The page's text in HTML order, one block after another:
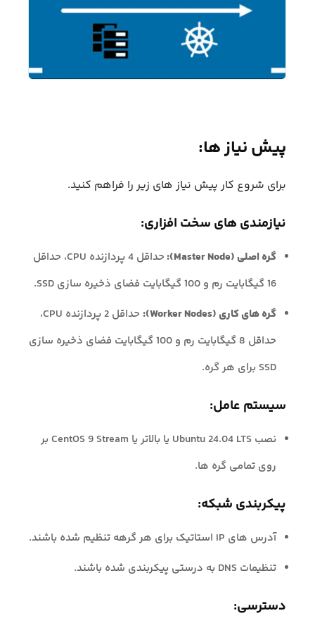
پیش نیاز ها:
برای شروع کار پیش نیاز های زیر را فراهم کنید.
نیازمندی های سخت افزاری:
گره اصلی (Master Node):
حداقل 4 پردازنده CPU، حداقل
16 گیگابایت رم و 100 گیگابایت فضای ذخیره سازی SSD.
گره های کاری (Worker Nodes):
حداقل 2 پردازنده CPU،
حداقل 8 گیگابایت رم و 100 گیگابایت فضای ذخیره سازی
SSD برای هر گره.
سیستم عامل:
نصب Ubuntu 24.04 LTS یا بالاتر یا CentOS 9 Stream بر
روی تمامی گره ها.
پیکربندی شبکه:
آدرس های IP استاتیک برای هر گرهه تنظیم شده باشند.
تنظیمات DNS به درستی پیکربندی شده باشند.
دسترسی: